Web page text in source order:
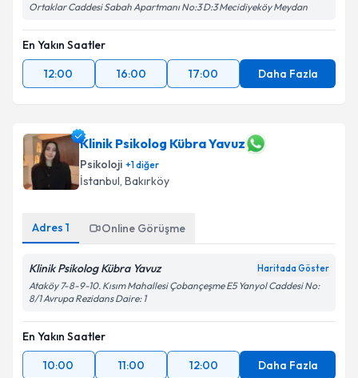
Ortaklar Caddesi Sabah Apartmanı No:3 D:3 Mecidiyeköy Meydan
En Yakın Saatler
12:00
16:00 17:00 Daha Fazla
Klinik Psikolog Kübra Yavuz
Psikoloji +1diğer
İstanbul, Bakırköy
Adres 1 Online Görüşme
Klinik Psikolog Kübra Yavuz Haritada Göster
Ataköy 7-8-9-10. Kısım Mahallesi Çobançeşme E5 Yanyol Caddesi No:
8/1 Avrupa Rezidans Daire: 1
En Yakın Saatler
10:00
11:00 12:00 Daha Fazla